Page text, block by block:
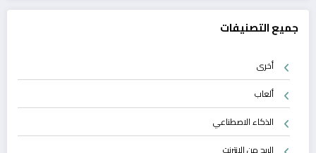
جميع التصنيفات
أخرى
ألعاب
الذكاء الاصطناعي
الربح من الانترنت